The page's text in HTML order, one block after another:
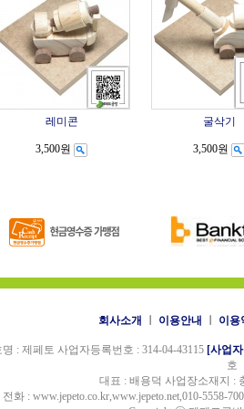
레미콘
3,500원
굴삭기
3,500원
회사소개 이용안내 이용
: 제페토 사업자등록번호 : 314-04-43115 [사업
호
대표 : 배용덕 사업장소재지 :
전화 : www.jepeto.co.kr,www.jepeto.net,010-5558-